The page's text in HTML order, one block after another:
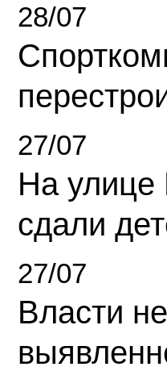
28/07
27/07
На улице
сдали
27/07
Власти